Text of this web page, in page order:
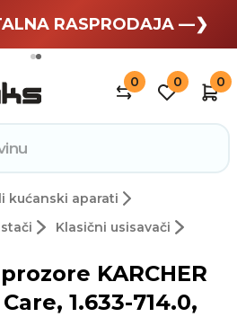
odmor —❯
RASPRODAJA —❯
0 0 0
kućanski aparati
Klasični usisavači
KARCHER
1.633-714.0,